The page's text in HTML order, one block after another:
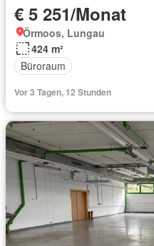
€ 5 251/Monat
Örmoos, Lungau
424 m²
Büroraum
Vor 3 Tagen, 12 Stunden